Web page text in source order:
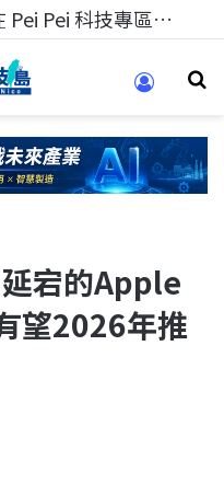
科技人的經驗傳承地！在 Pei Pei 科技專區，與學弟妹交流最硬核的技術
宕的Apple
望2026年推